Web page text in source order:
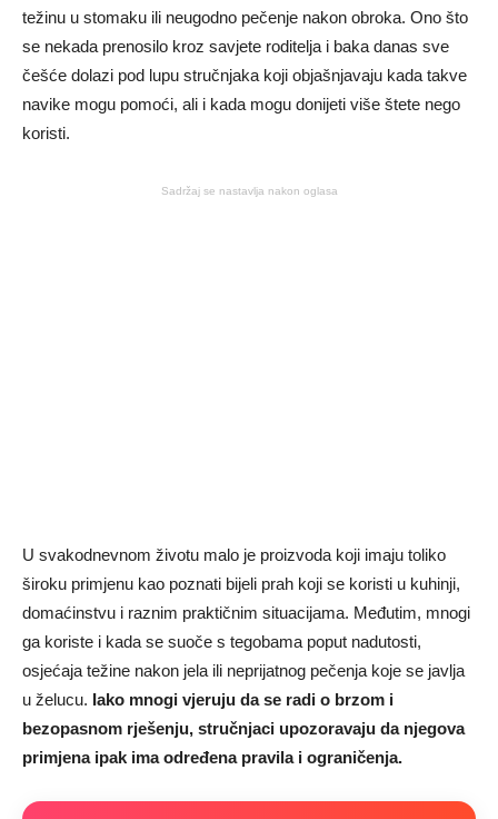
težinu u stomaku ili neugodno pečenje nakon obroka. Ono što
se nekada prenosilo kroz savjete roditelja i baka danas sve
češće dolazi pod lupu stručnjaka koji objašnjavaju kada takve
navike mogu pomoći, ali i kada mogu donijeti više štete nego
koristi.
Sadržaj se nastavlja nakon oglasa
U svakodnevnom životu malo je proizvoda koji imaju toliko
široku primjenu kao poznati bijeli prah koji se koristi u kuhinji,
domaćinstvu i raznim praktičnim situacijama. Međutim, mnogi
ga koriste i kada se suoče s tegobama poput nadutosti,
osjećaja težine nakon jela ili neprijatnog pečenja koje se javlja
u želucu. Iako mnogi vjeruju da se radi o brzom i
bezopasnom rješenju, stručnjaci upozoravaju da njegova
primjena ipak ima određena pravila i ograničenja.